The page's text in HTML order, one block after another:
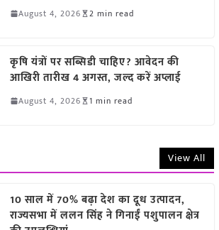
August 4, 2026 2 min read
कृषि यंत्रों पर सब्सिडी चाहिए? आवेदन की
आखिरी तारीख 4 अगस्त, जल्द करें अप्लाई
August 4, 2026 1 min read
View All
10 साल में 70% बढ़ा देश का दूध उत्पादन,
राज्यसभा में ललन सिंह ने गिनाईं पशुपालन क्षेत्र